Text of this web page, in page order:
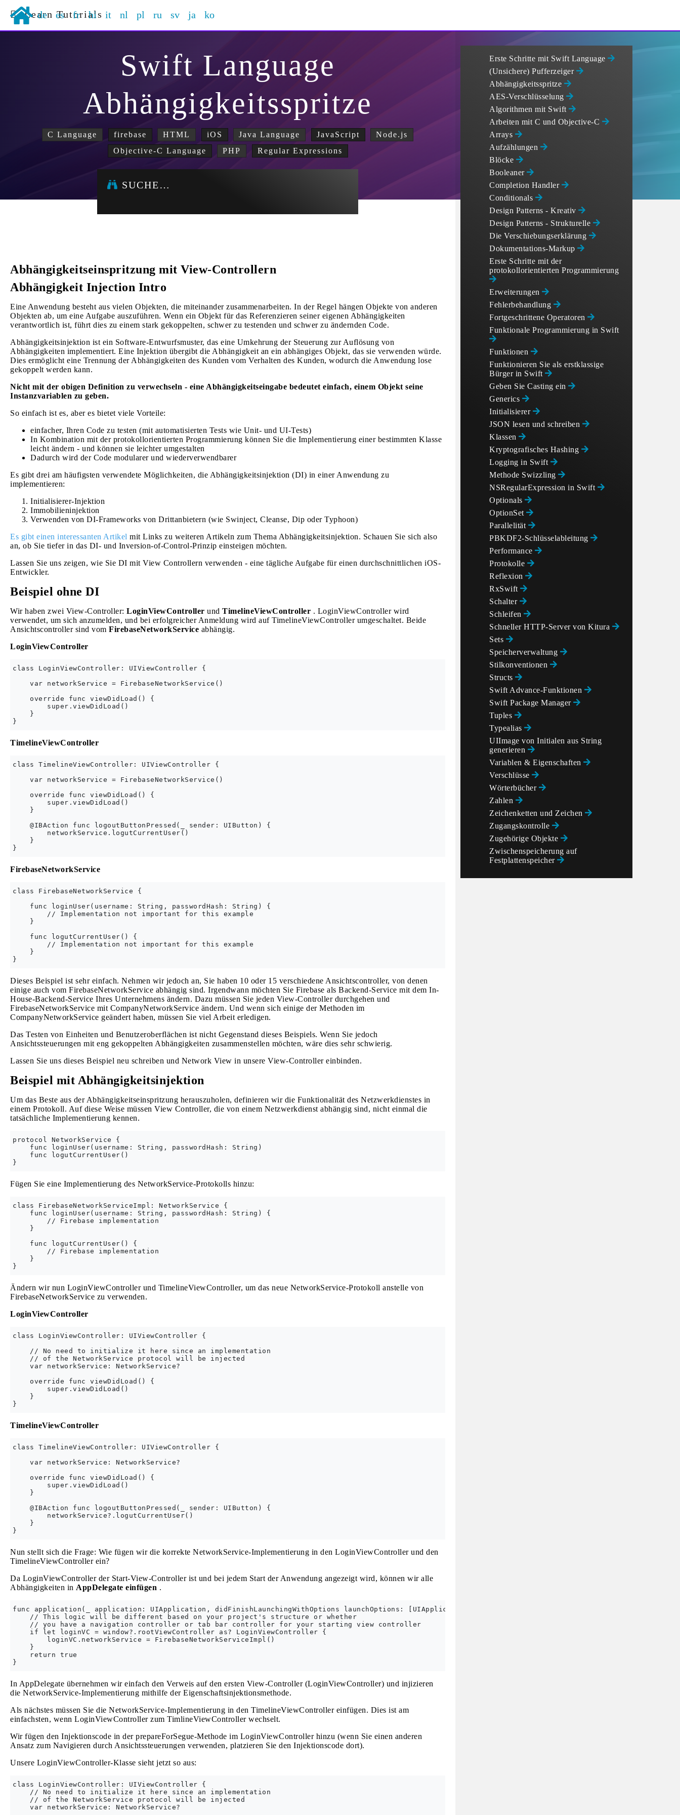
Learn Tutorials
de es fr hi it nl pl ru sv ja ko
Swift Language
Abhängigkeitsspritze
C Language firebase HTML iOS Java Language JavaScript
Node.js
Objective-C Language
PHP Regular Expressions
SUCHE…
Abhängigkeitseinspritzung mit View-Controllern
Abhängigkeit Injection Intro
Eine Anwendung besteht aus vielen Objekten, die miteinander zusammenarbeiten. In der Regel hängen Objekte von anderen
Objekten ab, um eine Aufgabe auszuführen. Wenn ein Objekt für das Referenzieren seiner eigenen Abhängigkeiten
verantwortlich ist, führt dies zu einem stark gekoppelten, schwer zu testenden und schwer zu ändernden Code.
Abhängigkeitsinjektion ist ein Software-Entwurfsmuster, das eine Umkehrung der Steuerung zur Auflösung von
Abhängigkeiten implementiert. Eine Injektion übergibt die Abhängigkeit an ein abhängiges Objekt, das sie verwenden würde.
Dies ermöglicht eine Trennung der Abhängigkeiten des Kunden vom Verhalten des Kunden, wodurch die Anwendung lose
gekoppelt werden kann.
Nicht mit der obigen Definition zu verwechseln - eine Abhängigkeitseingabe bedeutet einfach, einem Objekt seine
Instanzvariablen zu geben.
So einfach ist es, aber es bietet viele Vorteile:
einfacher, Ihren Code zu testen (mit automatisierten Tests wie Unit- und UI-Tests)
In Kombination mit der protokollorientierten Programmierung können Sie die Implementierung einer bestimmten Klasse
leicht ändern - und können sie leichter umgestalten
Dadurch wird der Code modularer und wiederverwendbarer
Es gibt drei am häufigsten verwendete Möglichkeiten, die Abhängigkeitsinjektion (DI) in einer Anwendung zu
implementieren:
Initialisierer-Injektion
Immobilieninjektion
Verwenden von DI-Frameworks von Drittanbietern (wie Swinject, Cleanse, Dip oder Typhoon)
Es gibt einen interessanten Artikel mit Links zu weiteren Artikeln zum Thema Abhängigkeitsinjektion. Schauen Sie sich also
an, ob Sie tiefer in das DI- und Inversion-of-Control-Prinzip einsteigen möchten.
Lassen Sie uns zeigen, wie Sie DI mit View Controllern verwenden - eine tägliche Aufgabe für einen durchschnittlichen iOS-
Entwickler.
Beispiel ohne DI
Wir haben zwei View-Controller: LoginViewController und TimelineViewController . LoginViewController wird
verwendet, um sich anzumelden, und bei erfolgreicher Anmeldung wird auf TimelineViewController umgeschaltet. Beide
Ansichtscontroller sind vom FirebaseNetworkService abhängig.
LoginViewController
class LoginViewController: UIViewController {
    var networkService = FirebaseNetworkService()
    override func viewDidLoad() {
        super.viewDidLoad()
    }
TimelineViewController
class TimelineViewController: UIViewController {
    var networkService = FirebaseNetworkService()
    override func viewDidLoad() {
        super.viewDidLoad()
    }
    @IBAction func logoutButtonPressed(_ sender: UIButton) {
        networkService.logutCurrentUser()
    }
FirebaseNetworkService
class FirebaseNetworkService {
    func loginUser(username: String, passwordHash: String) {
        // Implementation not important for this example
    }
    func logutCurrentUser() {
        // Implementation not important for this example
    }
Dieses Beispiel ist sehr einfach. Nehmen wir jedoch an, Sie haben 10 oder 15 verschiedene Ansichtscontroller, von denen
einige auch vom FirebaseNetworkService abhängig sind. Irgendwann möchten Sie Firebase als Backend-Service mit dem In-
House-Backend-Service Ihres Unternehmens ändern. Dazu müssen Sie jeden View-Controller durchgehen und
FirebaseNetworkService mit CompanyNetworkService ändern. Und wenn sich einige der Methoden im
CompanyNetworkService geändert haben, müssen Sie viel Arbeit erledigen.
Das Testen von Einheiten und Benutzeroberflächen ist nicht Gegenstand dieses Beispiels. Wenn Sie jedoch
Ansichtssteuerungen mit eng gekoppelten Abhängigkeiten zusammenstellen möchten, wäre dies sehr schwierig.
Lassen Sie uns dieses Beispiel neu schreiben und Network View in unsere View-Controller einbinden.
Beispiel mit Abhängigkeitsinjektion
Um das Beste aus der Abhängigkeitseinspritzung herauszuholen, definieren wir die Funktionalität des Netzwerkdienstes in
einem Protokoll. Auf diese Weise müssen View Controller, die von einem Netzwerkdienst abhängig sind, nicht einmal die
tatsächliche Implementierung kennen.
protocol NetworkService {
    func loginUser(username: String, passwordHash: String)
    func logutCurrentUser()
Fügen Sie eine Implementierung des NetworkService-Protokolls hinzu:
class FirebaseNetworkServiceImpl: NetworkService {
    func loginUser(username: String, passwordHash: String) {
        // Firebase implementation
    }
    func logutCurrentUser() {
        // Firebase implementation
    }
Ändern wir nun LoginViewController und TimelineViewController, um das neue NetworkService-Protokoll anstelle von
FirebaseNetworkService zu verwenden.
LoginViewController
class LoginViewController: UIViewController {
    // No need to initialize it here since an implementation
    // of the NetworkService protocol will be injected
    var networkService: NetworkService?
    override func viewDidLoad() {
        super.viewDidLoad()
    }
TimelineViewController
class TimelineViewController: UIViewController {
    var networkService: NetworkService?
    override func viewDidLoad() {
        super.viewDidLoad()
    }
    @IBAction func logoutButtonPressed(_ sender: UIButton) {
        networkService?.logutCurrentUser()
    }
Nun stellt sich die Frage: Wie fügen wir die korrekte NetworkService-Implementierung in den LoginViewController und den
TimelineViewController ein?
Da LoginViewController der Start-View-Controller ist und bei jedem Start der Anwendung angezeigt wird, können wir alle
Abhängigkeiten in AppDelegate einfügen .
func application(_ application: UIApplication, didFinishLaunchingWithOptions launchOptions: [UIApplicationLaunchOptionsKey: Any]?) -> Bool {
    // This logic will be different based on your project's structure or whether
    // you have a navigation controller or tab bar controller for your starting view controller
    if let loginVC = window?.rootViewController as? LoginViewController {
        loginVC.networkService = FirebaseNetworkServiceImpl()
    }
    return true
In AppDelegate übernehmen wir einfach den Verweis auf den ersten View-Controller (LoginViewController) und injizieren
die NetworkService-Implementierung mithilfe der Eigenschaftsinjektionsmethode.
Als nächstes müssen Sie die NetworkService-Implementierung in den TimelineViewController einfügen. Dies ist am
einfachsten, wenn LoginViewController zum TimlineViewController wechselt.
Wir fügen den Injektionscode in der prepareForSegue-Methode im LoginViewController hinzu (wenn Sie einen anderen
Ansatz zum Navigieren durch Ansichtssteuerungen verwenden, platzieren Sie den Injektionscode dort).
Unsere LoginViewController-Klasse sieht jetzt so aus:
class LoginViewController: UIViewController {
    // No need to initialize it here since an implementation
    // of the NetworkService protocol will be injected
    var networkService: NetworkService?
Erste Schritte mit Swift Language
(Unsichere) Pufferzeiger
Abhängigkeitsspritze
AES-Verschlüsselung
Algorithmen mit Swift
Arbeiten mit C und Objective-C
Arrays
Aufzählungen
Blöcke
Booleaner
Completion Handler
Conditionals
Design Patterns - Kreativ
Design Patterns - Strukturelle
Die Verschiebungserklärung
Dokumentations-Markup
Erste Schritte mit der
protokollorientierten Programmierung
Erweiterungen
Fehlerbehandlung
Fortgeschrittene Operatoren
Funktionale Programmierung in Swift
Funktionen
Funktionieren Sie als erstklassige
Bürger in Swift
Geben Sie Casting ein
Generics
Initialisierer
JSON lesen und schreiben
Klassen
Kryptografisches Hashing
Logging in Swift
Methode Swizzling
NSRegularExpression in Swift
Optionals
OptionSet
Parallelität
PBKDF2-Schlüsselableitung
Performance
Protokolle
Reflexion
RxSwift
Schalter
Schleifen
Schneller HTTP-Server von Kitura
Sets
Speicherverwaltung
Stilkonventionen
Structs
Swift Advance-Funktionen
Swift Package Manager
Tuples
Typealias
UIImage von Initialen aus String
generieren
Variablen & Eigenschaften
Verschlüsse
Wörterbücher
Zahlen
Zeichenketten und Zeichen
Zugangskontrolle
Zugehörige Objekte
Zwischenspeicherung auf
Festplattenspeicher